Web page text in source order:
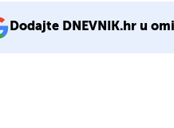
Dodajte DNEVNIK.hr u